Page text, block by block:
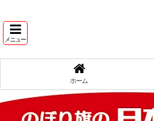
メニュー
ホーム